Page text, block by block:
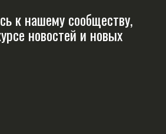
к нашему сообществу,
новостей и новых